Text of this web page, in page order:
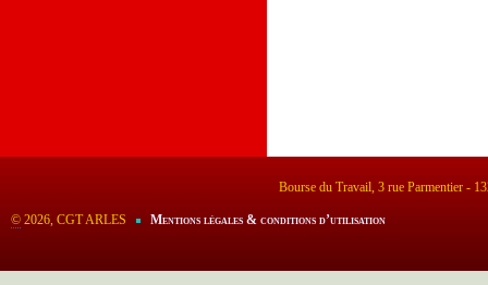
Bourse du Travail, 3 rue Parmentier -
© 2026, CGT ARLES Mentions légales & conditions d’utilisation